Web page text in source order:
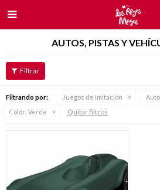

AUTOS, PISTAS Y
Filtrando por: Juegos de Imitación
Color: Verde Quitar filtros